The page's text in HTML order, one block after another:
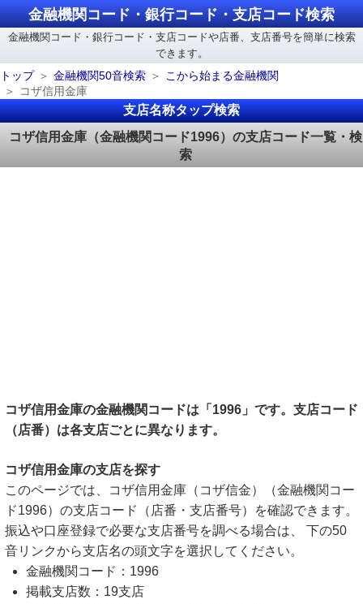
金融機関コード・銀行コード・支店コード検索
金融機関コード・銀行コード・支店コードや店番、支店番号を簡単に検索
できます。
トップ
金融機関50音検索
こから始まる金融機関
コザ信用金庫
支店名称タップ検索
コザ信用金庫（金融機関コード1996）の支店コード一覧・検
索
コザ信用金庫の金融機関コードは「1996」です。支店コード
（店番）は各支店ごとに異なります。
コザ信用金庫の支店を探す
このページでは、コザ信用金庫（コザ信金）（金融機関コー
ド1996）の支店コード（店番・支店番号）を確認できます。
振込や口座登録で必要な支店番号を調べる場合は、 下の50
音リンクから支店名の頭文字を選択してください。
金融機関コード：1996
掲載支店数：19支店